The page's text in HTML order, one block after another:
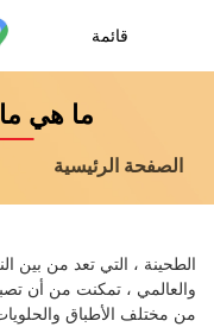
قائمة
ما هي
الصفحة الرئيسية
الطحينة ، التي تعد من بين
والعالمي ، تمكنت من أن
من مختلف الأطباق